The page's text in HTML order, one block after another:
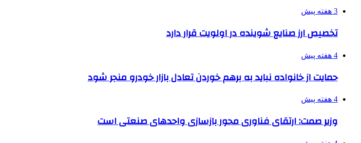
3 هفته پیش
تخصیص ارز صنایع شوینده در اولویت قرار دارد
4 هفته پیش
حمایت از خانواده نباید به برهم خوردن تعادل بازار خودرو منجر شود
4 هفته پیش
وزیر صمت: ارتقای فناوری محور بازسازی واحدهای صنعتی است